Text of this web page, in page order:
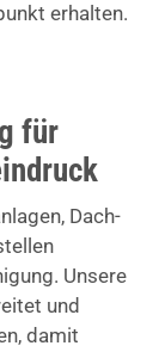
erhalten.
für
Dach-
Unsere
und
damit